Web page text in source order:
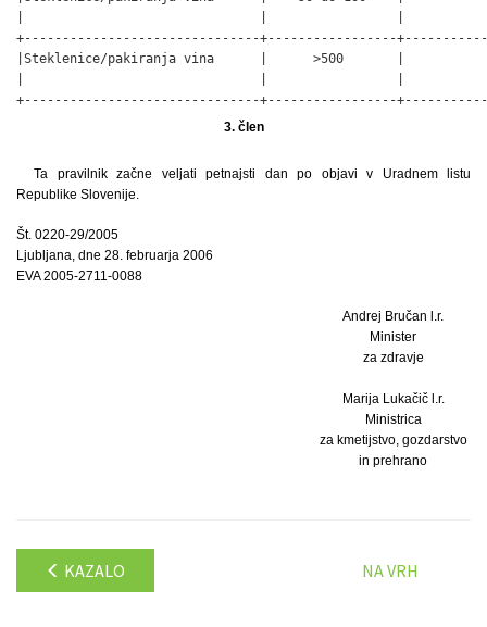
+-------------------------------+-----------------
|Steklenice/pakiranja vina      |      >500       |
+-------------------------------+-----------------
3. člen
Ta pravilnik začne veljati petnajsti dan po objavi v Uradnem listu
Republike Slovenije.
Št. 0220-29/2005
Ljubljana, dne 28. februarja 2006
EVA 2005-2711-0088
Andrej Bručan l.r.
Minister
za zdravje
Marija Lukačič l.r.
Ministrica
za kmetijstvo, gozdarstvo
in prehrano
KAZALO NA VRH